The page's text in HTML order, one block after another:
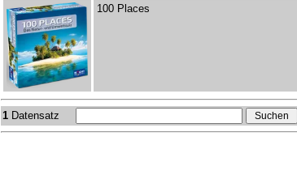
100 Places
1 Datensatz